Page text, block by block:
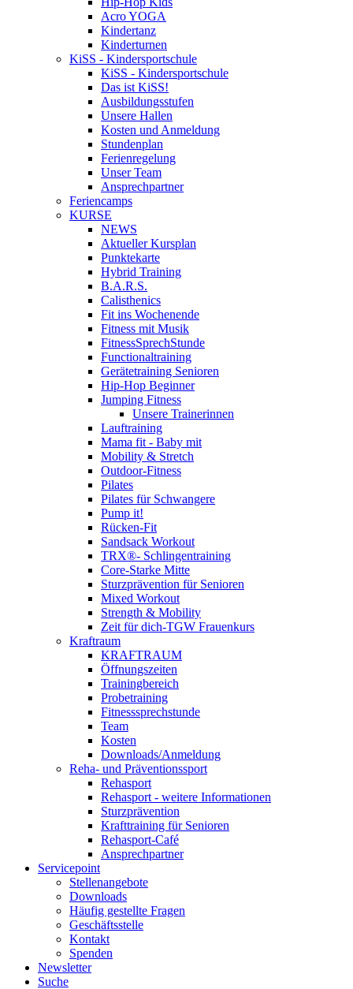
Acro YOGA
Kindertanz
Kinderturnen
KiSS - Kindersportschule
KiSS - Kindersportschule
Das ist KiSS!
Ausbildungsstufen
Unsere Hallen
Kosten und Anmeldung
Stundenplan
Ferienregelung
Unser Team
Ansprechpartner
Feriencamps
KURSE
NEWS
Aktueller Kursplan
Punktekarte
Hybrid Training
B.A.R.S.
Calisthenics
Fit ins Wochenende
Fitness mit Musik
FitnessSprechStunde
Functionaltraining
Gerätetraining Senioren
Hip-Hop Beginner
Jumping Fitness
Unsere Trainerinnen
Lauftraining
Mama fit - Baby mit
Mobility & Stretch
Outdoor-Fitness
Pilates
Pilates für Schwangere
Pump it!
Rücken-Fit
Sandsack Workout
TRX®- Schlingentraining
Core-Starke Mitte
Sturzprävention für Senioren
Mixed Workout
Strength & Mobility
Zeit für dich-TGW Frauenkurs
Kraftraum
KRAFTRAUM
Öffnungszeiten
Trainingbereich
Probetraining
Fitnesssprechstunde
Team
Kosten
Downloads/Anmeldung
Reha- und Präventionssport
Rehasport
Rehasport - weitere Informationen
Sturzprävention
Krafttraining für Senioren
Rehasport-Café
Ansprechpartner
Servicepoint
Stellenangebote
Downloads
Häufig gestellte Fragen
Geschäftsstelle
Kontakt
Spenden
Newsletter
Suche